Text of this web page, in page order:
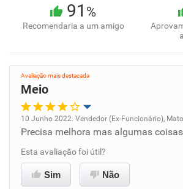
91 %
Recomendaria a um amigo
Avaliação mais destacada
Meio
Oportunidade de promoção
Ambiente de trabalho
10 Junho 2022. Vendedor (Ex-Funcionário),
Precisa melhora mas algumas coisas
Esta avaliação foi útil?
Sim Não